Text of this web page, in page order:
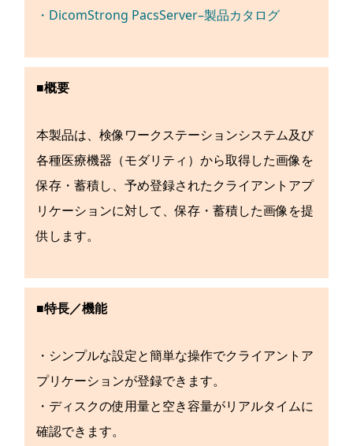
・DicomStrong PacsServer–製品カタログ
■概要
本製品は、検像ワークステーションシステム及び
各種医療機器（モダリティ）から取得した画像を
保存・蓄積し、予め登録されたクライアントアプ
リケーションに対して、保存・蓄積した画像を提
供します。
■特長／機能
・シンプルな設定と簡単な操作でクライアントア
プリケーションが登録できます。
・ディスクの使用量と空き容量がリアルタイムに
確認できます。